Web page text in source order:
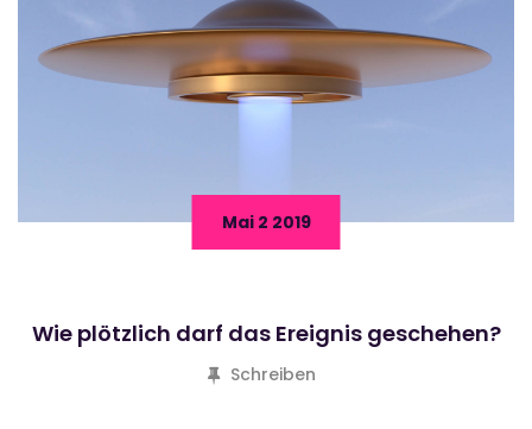
Mai 2 2019
Wie plötzlich darf das Ereignis geschehen?
Schreiben